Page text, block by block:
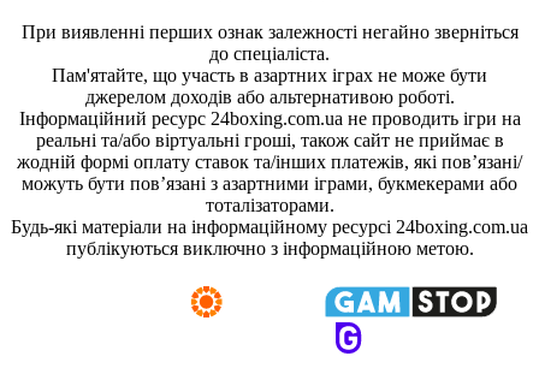
При виявленні перших ознак залежності негайно зверніться
до спеціаліста.
Пам'ятайте, що участь в азартних іграх не може бути
джерелом доходів або альтернативою роботі.
Інформаційний ресурс 24boxing.com.ua не проводить ігри на
реальні та/або віртуальні гроші, також сайт не приймає в
жодній формі оплату ставок та/інших платежів, які пов’язані/
можуть бути пов’язані з азартними іграми, букмекерами або
тоталізаторами.
Будь-які матеріали на інформаційному ресурсі 24boxing.com.ua
публікуються виключно з інформаційною метою.